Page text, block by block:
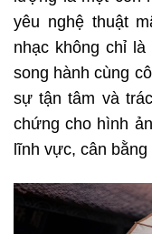
yêu nghệ thuật
nhạc không chỉ là
song hành cùng
sự tận tâm và
chứng cho hình
lĩnh vực, cân